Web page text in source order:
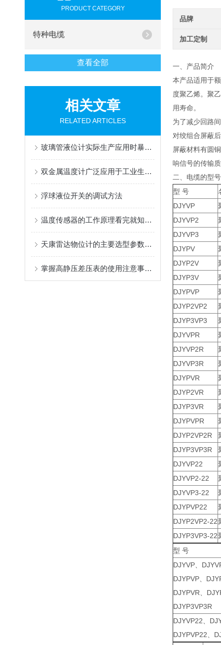
PRODUCT CATEGORY
特种电缆
查看全部
相关文章
RELATED ARTICLES
玻璃管液位计实际生产应用时暴露的问题简析
双金属温度计广泛应用于工业生产和实验室中
浮球液位开关的调试方法
温度传感器的工作原理看完就知道了
天康雷达物位计的主要选型参数总结
掌握高静压差压表的使用注意事项及维护建议
品牌
加工定制
一、产品简介
本产品适用于
度聚乙烯。聚
用寿命。
为了减少回路
对绞组合屏蔽
屏蔽材料有圆
响信号的传输
二、电缆的型
型 号
DJYVP
DJYVP2
DJYVP3
DJYPV
DJYP2V
DJYP3V
DJYPVP
DJYP2VP2
DJYP3VP3
DJYVPR
DJYVP2R
DJYVP3R
DJYPVR
DJYP2VR
DJYP3VR
DJYPVPR
DJYP2VP2R
DJYP3VP3R
DJYVP22
DJYVP2-22
DJYVP3-22
DJYPVP22
DJYP2VP2-22
DJYP3VP3-22
型 号
DJYVP、
DJYPVP、
DJYPVR、
DJYP3VP3R
DJYVP22、
DJYPVP22、